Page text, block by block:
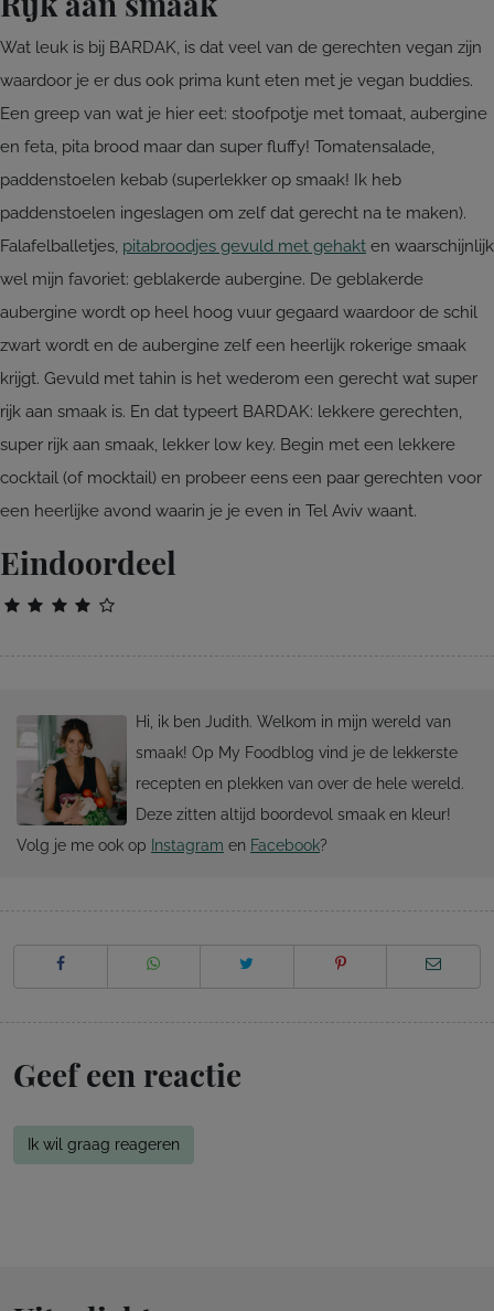
Wat leuk is bij BARDAK, is dat veel van de gerechten vegan zijn
waardoor je er dus ook prima kunt eten met je vegan buddies.
Een greep van wat je hier eet: stoofpotje met tomaat, aubergine
en feta, pita brood maar dan super fluffy! Tomatensalade,
paddenstoelen kebab (superlekker op smaak! Ik heb
paddenstoelen ingeslagen om zelf dat gerecht na te maken).
Falafelballetjes, pitabroodjes gevuld met gehakt en waarschijnlijk
wel mijn favoriet: geblakerde aubergine. De geblakerde
aubergine wordt op heel hoog vuur gegaard waardoor de schil
zwart wordt en de aubergine zelf een heerlijk rokerige smaak
krijgt. Gevuld met tahin is het wederom een gerecht wat super
rijk aan smaak is. En dat typeert BARDAK: lekkere gerechten,
super rijk aan smaak, lekker low key. Begin met een lekkere
cocktail (of mocktail) en probeer eens een paar gerechten voor
een heerlijke avond waarin je je even in Tel Aviv waant.
Eindoordeel
Hi, ik ben Judith. Welkom in mijn wereld van
smaak! Op My Foodblog vind je de lekkerste
recepten en plekken van over de hele wereld.
Deze zitten altijd boordevol smaak en kleur!
Volg je me ook op Instagram en Facebook?
Geef een reactie
Ik wil graag reageren